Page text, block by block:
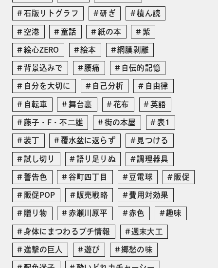
石版リトグラフ 研ぎ 積ん読
空港 童話 紙の本 紫
絵心ZERO 絵本 網膜剥離
背景込みで 腰痛 自伝的記憶
自分を大切に 自己分析 自由律
自転車 舞台裏 花布 英語
藤子・F・不二雄 街の本屋 表1
装丁 覆水盆に返らず 見つける
試し切り 語り足りぬ 調理器具
警告色 谷町四丁目 豆電球 販促
販促POP 販売戦略 費用対効果
贈り物 赤瀬川原平 赤色 趣味
身体にまつわるプチ情報 週末大工
進撃の巨人 遊び 郷愁の味